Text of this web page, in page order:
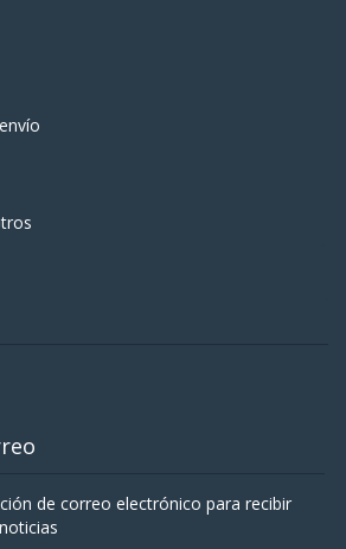
de correo electrónico para recibir